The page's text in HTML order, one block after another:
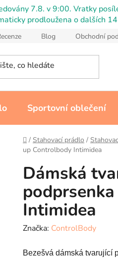
7.8. v 9:00. Vratky
prodloužena o dalších
Blog Obchodní
Sportovní oblečení
Domů
/ Stahovací prádlo /
up Controlbody Intimidea
Dámská
Intimidea
Značka: ControlBody
Bezešvá dámská tvarující